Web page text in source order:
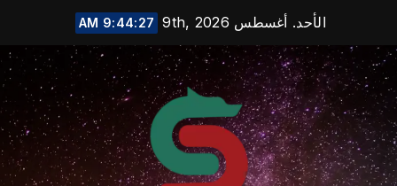
content
الأحد. أغسطس 9th, 2026 9:44:28 AM